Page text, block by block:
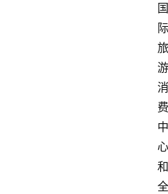
国
际
旅
游
消
费
中
心
和
全